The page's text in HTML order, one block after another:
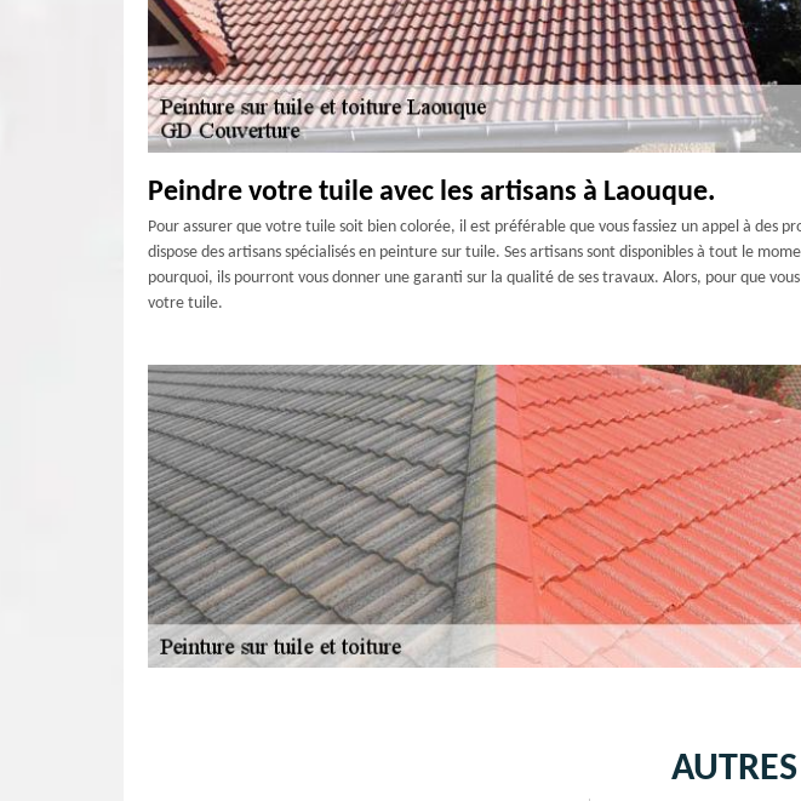
Peindre votre tuile avec les artisans à Laouque.
Pour assurer que votre tuile soit bien colorée, il est préférable que vous fassiez un appel à des
dispose des artisans spécialisés en peinture sur tuile. Ses artisans sont disponibles à tout le
pourquoi, ils pourront vous donner une garanti sur la qualité de ses travaux. Alors, pour que
votre tuile.